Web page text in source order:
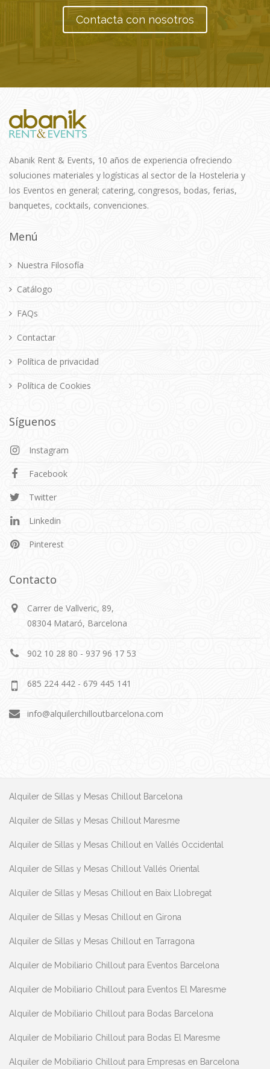
Contacta con nosotros
Abanik Rent & Events, 10 años de experiencia ofreciendo
soluciones materiales y logísticas al sector de la Hosteleria y
los Eventos en general; catering, congresos, bodas, ferias,
banquetes, cocktails, convenciones.
Menú
Nuestra Filosofía
Catálogo
FAQs
Contactar
Política de privacidad
Política de Cookies
Síguenos
Instagram
Facebook
Twitter
Linkedin
Pinterest
Contacto
Carrer de Vallveric, 89,
08304 Mataró, Barcelona
902 10 28 80 - 937 96 17 53
685 224 442 - 679 445 141
info@alquilerchilloutbarcelona.com
Alquiler de Sillas y Mesas Chillout Barcelona
Alquiler de Sillas y Mesas Chillout Maresme
Alquiler de Sillas y Mesas Chillout en Vallés Occidental
Alquiler de Sillas y Mesas Chillout Vallés Oriental
Alquiler de Sillas y Mesas Chillout en Baix Llobregat
Alquiler de Sillas y Mesas Chillout en Girona
Alquiler de Sillas y Mesas Chillout en Tarragona
Alquiler de Mobiliario Chillout para Eventos Barcelona
Alquiler de Mobiliario Chillout para Eventos El Maresme
Alquiler de Mobiliario Chillout para Bodas Barcelona
Alquiler de Mobiliario Chillout para Bodas El Maresme
Alquiler de Mobiliario Chillout para Empresas en Barcelona